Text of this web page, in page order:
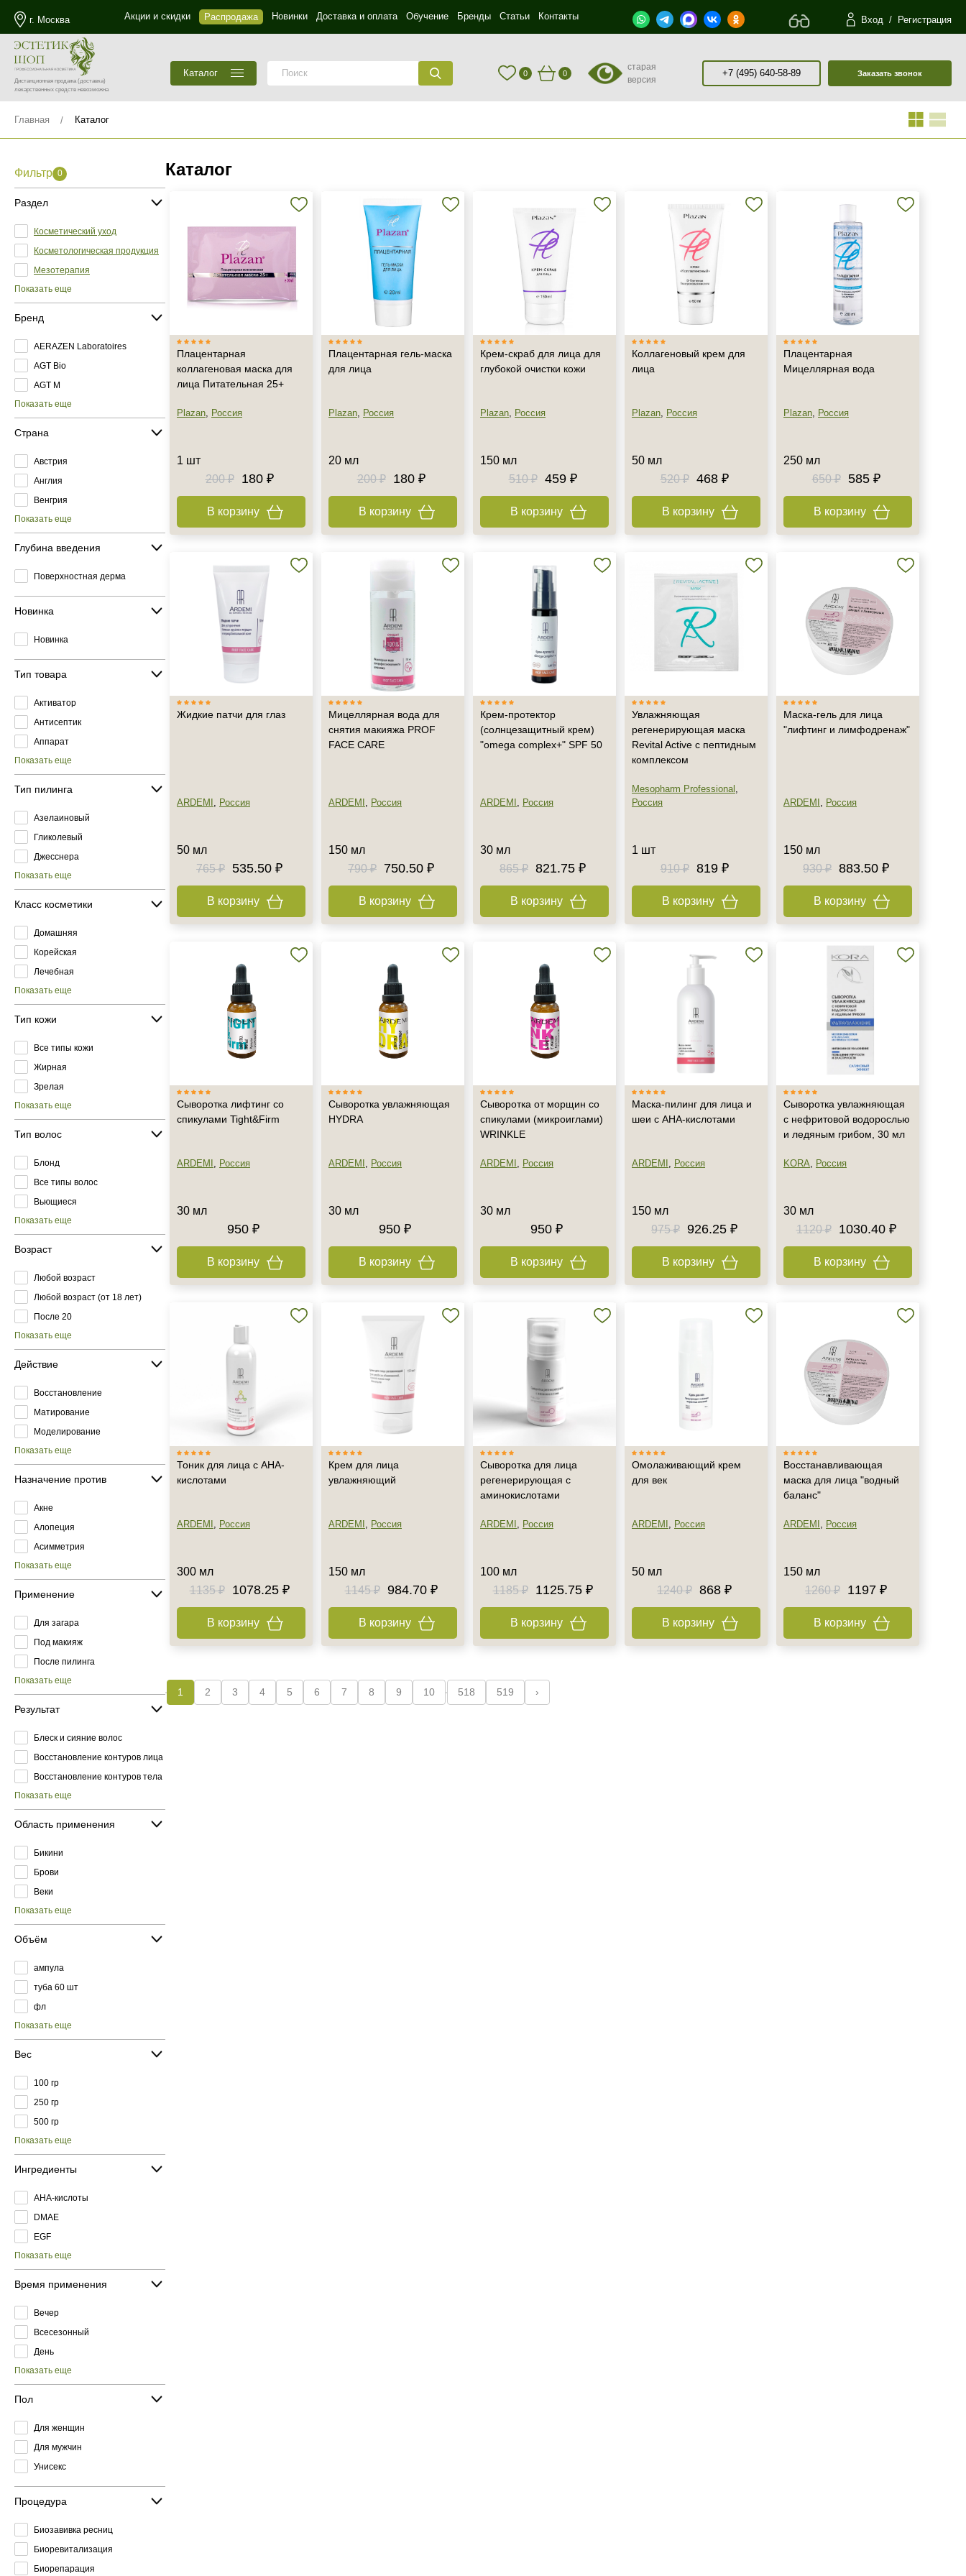
г. Москва Акции и скидки Распродажа Новинки Доставка и оплата Обучение Бренды Статьи Контакты Вход / Регистрация
Дистанционная продажа(доставка)
лекарственных средств невозможна
Каталог 0 0
старая
версия
+7 (495) 640-58-89 Заказать звонок
Главная Каталог
Фильтр 0
Раздел
Косметический уход
Косметологическая продукция
Мезотерапия
Показать еще
Бренд
AERAZEN Laboratoires
AGT Bio
AGT M
Показать еще
Страна
Австрия
Англия
Венгрия
Показать еще
Глубина введения
Поверхностная дерма
Новинка
Новинка
Тип товара
Активатор
Антисептик
Аппарат
Показать еще
Тип пилинга
Азелаиновый
Гликолевый
Джесснера
Показать еще
Класс косметики
Домашняя
Корейская
Лечебная
Показать еще
Тип кожи
Все типы кожи
Жирная
Зрелая
Показать еще
Тип волос
Блонд
Все типы волос
Вьющиеся
Показать еще
Возраст
Любой возраст
Любой возраст (от 18 лет)
После 20
Показать еще
Действие
Восстановление
Матирование
Моделирование
Показать еще
Назначение против
Акне
Алопеция
Асимметрия
Показать еще
Применение
Для загара
Под макияж
После пилинга
Показать еще
Результат
Блеск и сияние волос
Восстановление контуров лица
Восстановление контуров тела
Показать еще
Область применения
Бикини
Брови
Веки
Показать еще
Объём
ампула
туба 60 шт
фл
Показать еще
Вес
100 гр
250 гр
500 гр
Показать еще
Ингредиенты
AHA-кислоты
DMAE
EGF
Показать еще
Время применения
Вечер
Всесезонный
День
Показать еще
Пол
Для женщин
Для мужчин
Унисекс
Процедура
Биозавивка ресниц
Биоревитализация
Биорепарация
Каталог
Плацентарная
коллагеновая маска для
лица Питательная 25+
Plazan, Россия
1 шт
200 ₽
180 ₽
В корзину
Плацентарная гель-маска
для лица
Plazan, Россия
20 мл
200 ₽
180 ₽
В корзину
Крем-скраб для лица для
глубокой очистки кожи
Plazan, Россия
150 мл
510 ₽
459 ₽
В корзину
Коллагеновый крем для
лица
Plazan, Россия
50 мл
520 ₽
468 ₽
В корзину
Плацентарная
Мицеллярная вода
Plazan, Россия
250 мл
650 ₽
585 ₽
В корзину
Жидкие патчи для глаз
ARDEMI , Россия
50 мл
765 ₽ 535.50 ₽
В корзину
Мицеллярная вода для
снятия макияжа PROF
FACE CARE
ARDEMI , Россия
150 мл
790 ₽
750.50 ₽
В корзину
Крем-протектор
(солнцезащитный крем)
"omega complex+" SPF 50
ARDEMI , Россия
30 мл
865 ₽ 821.75 ₽
В корзину
Увлажняющая
регенерирующая маска
Revital Active с пептидным
комплексом
Mesopharm Professional ,
Россия
1 шт
910 ₽
819 ₽
В корзину
Маска-гель для лица
"лифтинг и лимфодренаж"
ARDEMI , Россия
150 мл
930 ₽ 883.50 ₽
В корзину
Сыворотка лифтинг со
спикулами Tight&Firm
ARDEMI , Россия
30 мл
950 ₽
В корзину
Сыворотка увлажняющая
HYDRA
ARDEMI , Россия
30 мл
950 ₽
В корзину
Сыворотка от морщин со
спикулами (микроиглами)
WRINKLE
ARDEMI , Россия
30 мл
950 ₽
В корзину
Маска-пилинг для лица и
шеи с АНА-кислотами
ARDEMI , Россия
150 мл
975 ₽ 926.25 ₽
В корзину
Сыворотка увлажняющая
с нефритовой водорослью
и ледяным грибом, 30 мл
KORA, Россия
30 мл
1120 ₽
1030.40 ₽
В корзину
Тоник для лица с АНА-
кислотами
ARDEMI , Россия
300 мл
1135 ₽
1078.25 ₽
В корзину
Крем для лица
увлажняющий
ARDEMI , Россия
150 мл
1145 ₽
984.70 ₽
В корзину
Сыворотка для лица
регенерирующая с
аминокислотами
ARDEMI , Россия
100 мл
1185 ₽
1125.75 ₽
В корзину
Омолаживающий крем
для век
ARDEMI , Россия
50 мл
1240 ₽ 868 ₽
В корзину
Восстанавливающая
маска для лица "водный
баланс"
ARDEMI , Россия
150 мл
1260 ₽
1197 ₽
В корзину
1 2 3 4 5 6 7 8 9 10 518 519 ›
+7 (929) 933-09-89